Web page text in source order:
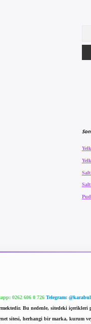
Salt
Salt
0262 606 0 726 Telegram: @karabul
Bu nedenle, sitedeki
sitesi, herhangi bir marka, kurum